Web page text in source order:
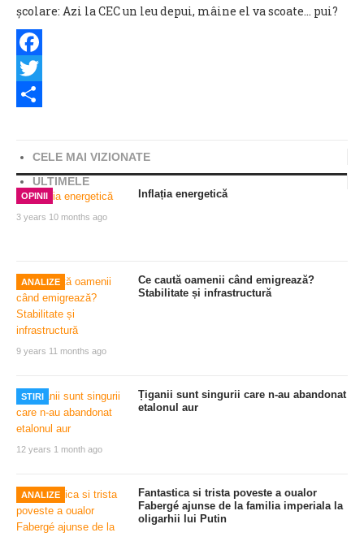
școlare: Azi la CEC un leu depui, mâine el va scoate… pui?
Facebook
Twitter
CELE MAI VIZIONATE
ULTIMELE
OPINII
3 years 10 months ago
Inflația energetică
ANALIZE
9 years 11 months ago
Ce caută oamenii când emigrează?
Stabilitate și infrastructură
STIRI
12 years 1 month ago
Țiganii sunt singurii care n-au abandonat
etalonul aur
ANALIZE
Fantastica si trista poveste a oualor
Fabergé ajunse de la familia imperiala la
oligarhii lui Putin